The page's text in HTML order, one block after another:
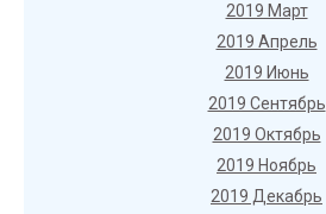
2019 Март
2019 Апрель
2019 Июнь
2019 Сентябрь
2019 Октябрь
2019 Ноябрь
2019 Декабрь